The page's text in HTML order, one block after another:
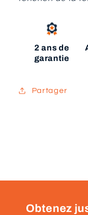
2 ans de
garantie
Partager
Obtenez